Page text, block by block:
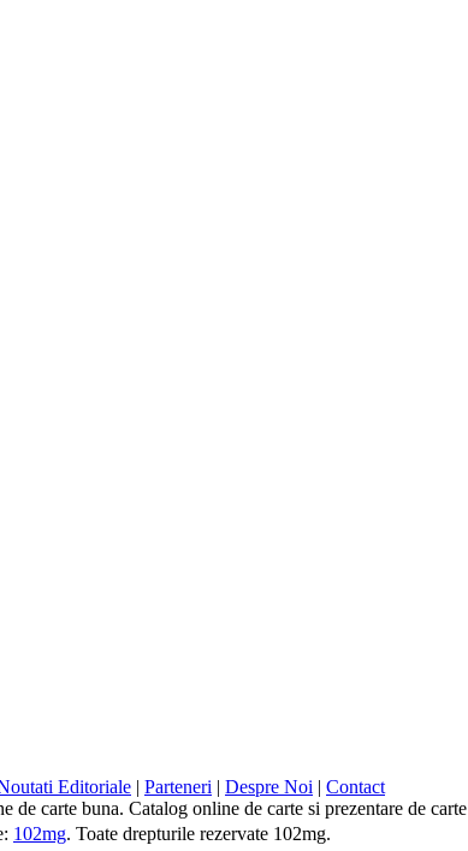
Editoriale | Parteneri | Despre Noi | Contact
carte buna. Catalog online de carte si prezentare de carte
102mg. Toate drepturile rezervate 102mg.